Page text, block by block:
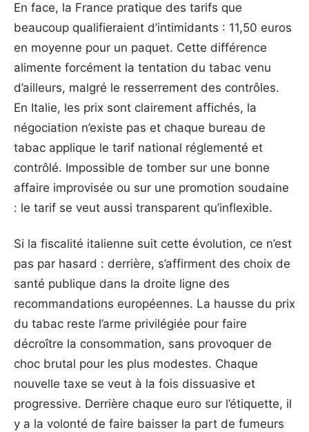
En face, la France pratique des tarifs que
beaucoup qualifieraient d’intimidants : 11,50 euros
en moyenne pour un paquet. Cette différence
alimente forcément la tentation du tabac venu
d’ailleurs, malgré le resserrement des contrôles.
En Italie, les prix sont clairement affichés, la
négociation n’existe pas et chaque bureau de
tabac applique le tarif national réglementé et
contrôlé. Impossible de tomber sur une bonne
affaire improvisée ou sur une promotion soudaine
: le tarif se veut aussi transparent qu’inflexible.
Si la fiscalité italienne suit cette évolution, ce n’est
pas par hasard : derrière, s’affirment des choix de
santé publique dans la droite ligne des
recommandations européennes. La hausse du prix
du tabac reste l’arme privilégiée pour faire
décroître la consommation, sans provoquer de
choc brutal pour les plus modestes. Chaque
nouvelle taxe se veut à la fois dissuasive et
progressive. Derrière chaque euro sur l’étiquette, il
y a la volonté de faire baisser la part de fumeurs